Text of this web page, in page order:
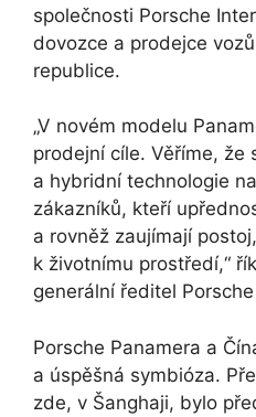
společnosti Porsche
dovozce a prodejce
republice.
„V novém modelu
prodejní cíle. Věříme, že
a hybridní technologie
zákazníků, kteří
a rovněž zaujímají
k životnímu prostředí,“
generální ředitel
Porsche Panamera a
a úspěšná symbióza.
zde, v Šanghaji, bylo